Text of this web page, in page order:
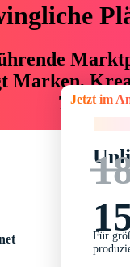
Marken,
76 %
Jetzt im
Für